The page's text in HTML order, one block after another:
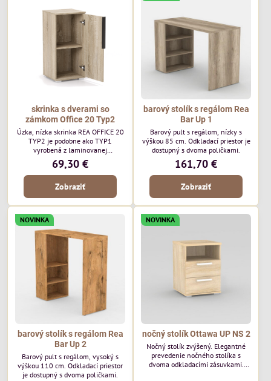
skrinka s dverami so
zámkom Office 20 Typ2
Úzka, nízka skrinka REA OFFICE 20
TYP2 je podobne ako TYP1
vyrobená z laminovanej
drevotriesky 16 mm a stojí na
elegantných strieborných
nožičkách (2 cm). Tento model sa
odlišuje uzamykateľnými
dvierkami, ktoré zaručujú bezpečné
uloženie vašich vecí.
69,30 €
Zobraziť
barový stolík s regálom Rea
Bar Up 1
Barový pult s regálom, nízky s
výškou 85 cm. Odkladací priestor je
dostupný s dvoma poličkami.
161,70 €
Zobraziť
NOVINKA
barový stolík s regálom Rea
Bar Up 2
Barový pult s regálom, vysoký s
výškou 110 cm. Odkladací priestor
je dostupný s dvoma poličkami.
NOVINKA
nočný stolík Ottawa UP NS 2
Nočný stolík zvýšený. Elegantné
prevedenie nočného stolíka s
dvoma odkladacími zásuvkami.